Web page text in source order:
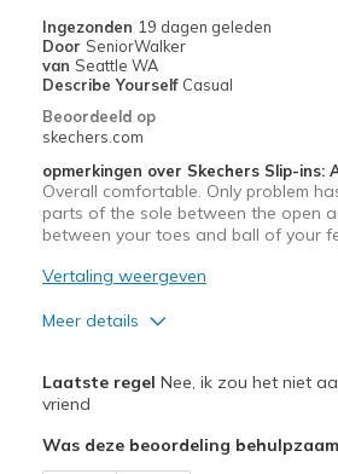
Width
Sizing
Feels true to size
View On Shoes
Ingezonden 19 dagen geleden
Door SeniorWalker
van Seattle WA
Describe Yourself Casual
Beoordeeld op
skechers.com
opmerkingen over Skechers Slip-ins:
Overall comfortable. Only problem
parts of the sole between the open
between your toes and ball of your
Vertaling weergeven
Meer details
Attractive Design
Minpunten
Laatste regel Nee, ik zou het niet
vriend
Was deze beoordeling